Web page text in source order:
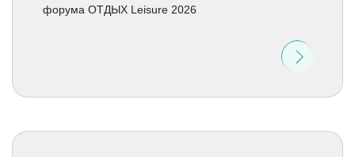
форума ОТДЫХ Leisure 2026